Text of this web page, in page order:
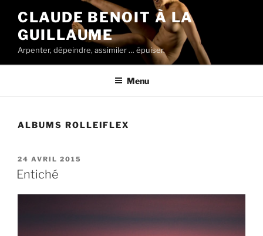
contenu
principal
CLAUDE BENOIT À LA
GUILLAUME
Arpenter, dépeindre, assimiler … épuiser.
Menu
ALBUMS ROLLEIFLEX
PUBLIÉ
LE
24 AVRIL 2015
Entiché